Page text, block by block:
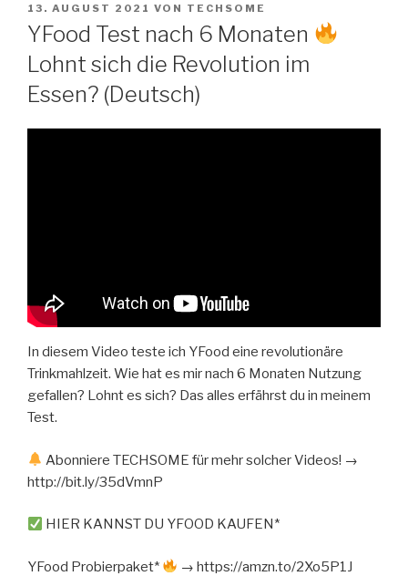
Inhalt
springen
VERÖFFENTLICHT
AM
13. AUGUST 2021 VON TECHSOME
YFood Test nach 6 Monaten
Lohnt sich die Revolution im
Essen? (Deutsch)
In diesem Video teste ich YFood eine revolutionäre
Trinkmahlzeit. Wie hat es mir nach 6 Monaten Nutzung
gefallen? Lohnt es sich? Das alles erfährst du in meinem
Test.
Abonniere TECHSOME für mehr solcher Videos! →
http://bit.ly/35dVmnP
HIER KANNST DU YFOOD KAUFEN*
YFood Probierpaket* → https://amzn.to/2Xo5P1J